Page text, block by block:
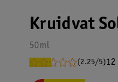
Kruidvat
50ml
(2.25/5)12